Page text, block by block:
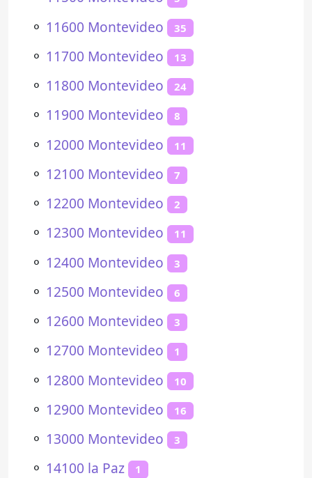
⚬ 11600 Montevideo 35
⚬ 11700 Montevideo 13
⚬ 11800 Montevideo 24
⚬ 11900 Montevideo 8
⚬ 12000 Montevideo 11
⚬ 12100 Montevideo 7
⚬ 12200 Montevideo 2
⚬ 12300 Montevideo 11
⚬ 12400 Montevideo 3
⚬ 12500 Montevideo 6
⚬ 12600 Montevideo 3
⚬ 12700 Montevideo 1
⚬ 12800 Montevideo 10
⚬ 12900 Montevideo 16
⚬ 13000 Montevideo 3
⚬ 14100 la Paz 1